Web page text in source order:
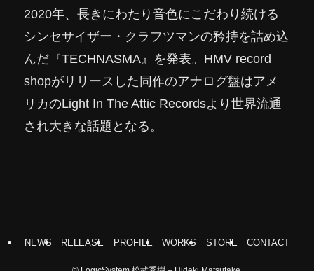
2020年、長きにわたり音色にこだわり続ける
シンセサイザー・クラフツマンの矜持を詰め込
んだ『TECHNASMA』を発表。HMV record
shopがリリースした同作のアナログ盤はアメ
リカのLight In The Attic Recordsより世界流通
され大きな話題となる。
NEWS RELEASE PROFILE WORKS STORE CONTACT